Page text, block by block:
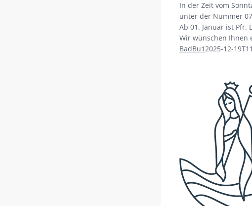
In der Zeit vom
unter der Nummer
Ab 01. Januar ist
Wir wünschen Ihnen
BadBu1 2025-12-